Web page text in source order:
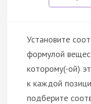
Установите
формулой
которому(-ой)
к каждой
подберите